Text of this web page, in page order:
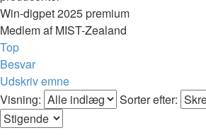
Win-digpet 2025 premium
Medlem af MIST-Zealand
Top
Besvar
Udskriv emne
Visning:
Sorter efter: